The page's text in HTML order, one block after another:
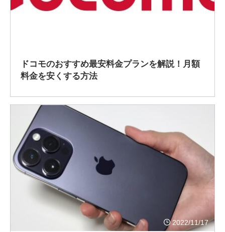
ドコモのおすすめ最安料金プランを解説！月額
料金を安くする方法
2022/11/17